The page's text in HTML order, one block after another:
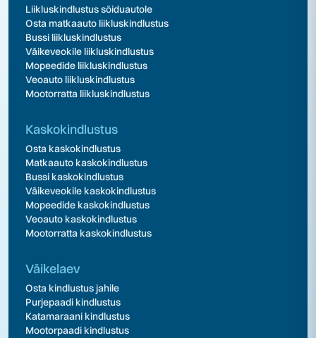
Liikluskindlustus sõiduautole
Osta matkaauto liikluskindlustus
Bussi liikluskindlustus
Väikeveokile liikluskindlustus
Mopeedide liikluskindlustus
Veoauto liikluskindlustus
Mootorratta liikluskindlustus
Kaskokindlustus
Osta kaskokindlustus
Matkaauto kaskokindlustus
Bussi kaskokindlustus
Väikeveokile kaskokindlustus
Mopeedide kaskokindlustus
Veoauto kaskokindlustus
Mootorratta kaskokindlustus
Väikelaev
Osta kindlustus jahile
Purjepaadi kindlustus
Katamaraani kindlustus
Mootorpaadi kindlustus